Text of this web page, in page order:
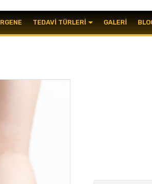
TEDAVI TÜRLERI GALERI